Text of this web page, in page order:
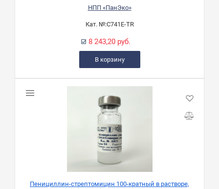
НПП «ПанЭко»
Кат. №:С741Е-TR
8 243,20 руб.
В корзину
Пенициллин-стрептомицин 100-кратный в растворе,